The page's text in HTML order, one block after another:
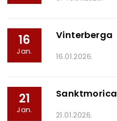
16
Jan.
Vinterberga
16.01.2026.
21
Jan.
Sanktmorica
21.01.2026.